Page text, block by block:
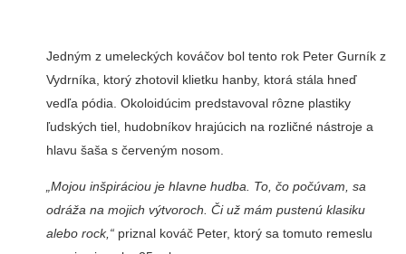
Jedným z umeleckých kováčov bol tento rok Peter Gurník z
Vydr­níka, ktorý zhotovil klietku hanby, ktorá stála hneď
vedľa pódia. Oko­loidúcim predstavoval rôzne plas­tiky
ľudských tiel, hudobníkov hra­júcich na rozličné nástroje a
hlavu šaša s červeným nosom.
„Mojou inšpiráciou je hlavne hud­ba. To, čo počúvam, sa
odráža na mojich výtvoroch. Či už mám puste­nú klasiku
alebo rock,“ priznal kováč Peter, ktorý sa tomuto remeslu